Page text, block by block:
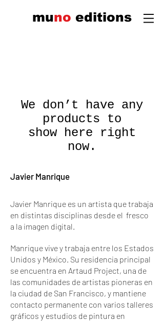
muno editions
We don’t have any
products to
show here right
now.
Javier Manrique
Javier Manrique es un artista que trabaja
en distintas disciplinas desde el fresco
a la imagen digital.
Manrique vive y trabaja entre los Estados
Unidos y México. Su residencia principal
se encuentra en Artaud Project, una de
las comunidades de artistas pioneras en
la ciudad de San Francisco, y mantiene
contacto permanente con varios talleres
gráficos y estudios de pintura en